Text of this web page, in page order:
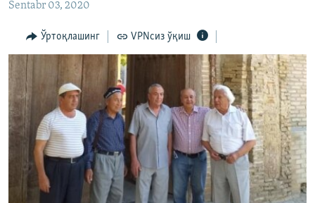
Озодлик бошқа тилларда
Sentabr 03, 2020
Ўртоқлашинг VPNсиз ўқиш